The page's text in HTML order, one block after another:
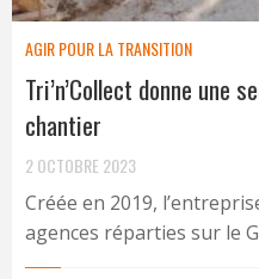
AGIR POUR LA TRANSITION
Tri’n’Collect donne une
chantier
2 OCTOBRE 2023
Créée en 2019,
agences réparties sur le